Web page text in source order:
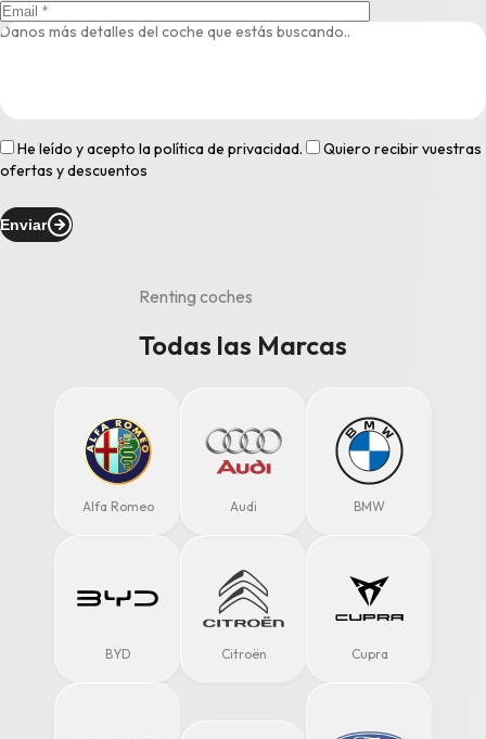
He leído y acepto lapolítica de privacidad.
Quiero recibir vuestras
ofertas y descuentos
Enviar
Renting coches
Todas las Marcas
Alfa Romeo Audi BMW
BYD Citroën Cupra